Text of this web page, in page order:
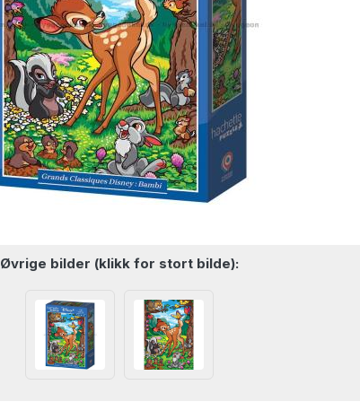
Øvrige bilder (klikk for stort bilde):